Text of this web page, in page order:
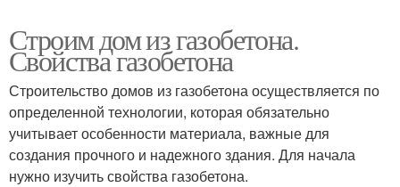
Строим дом из газобетона.
Свойства газобетона
Строительство домов из газобетона осуществляется по
определенной технологии, которая обязательно
учитывает особенности материала, важные для
создания прочного и надежного здания. Для начала
нужно изучить свойства газобетона.